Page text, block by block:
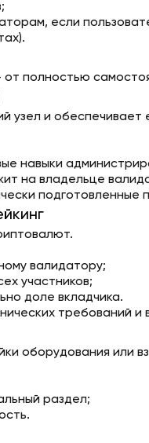
если
от полностью
узел и обеспечивает
навыки
на владельце
подготовленные
валидатору;
участников;
доле вкладчика.
требований
оборудования или
раздел;